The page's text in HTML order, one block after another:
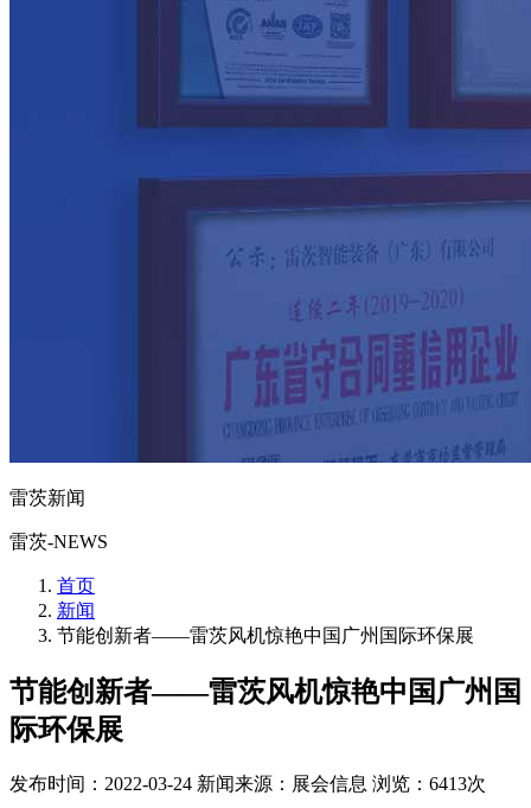
雷茨新闻
雷茨-NEWS
首页
新闻
节能创新者——雷茨风机惊艳中国广州国际环保展
节能创新者——雷茨风机惊艳中国广州国
际环保展
发布时间：2022-03-24 新闻来源：展会信息 浏览：6413次